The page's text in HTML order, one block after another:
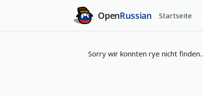
OpenRussian Startseite
Sorry wir konnten rye nicht finden..